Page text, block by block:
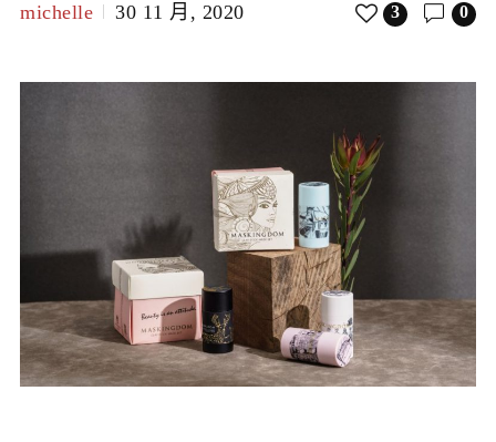
michelle 30 11 月, 2020 0
3